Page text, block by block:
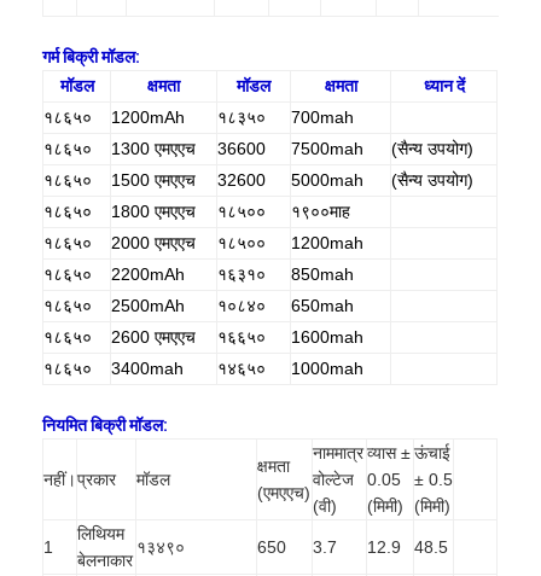
गर्म बिक्री मॉडल:
मॉडल
क्षमता मॉडल क्षमता
ध्यान दें
१८६५०
1200mAh १८३५०
700mah
१८६५०
1300 एमएएच 36600 7500mah
(सैन्य उपयोग)
१८६५०
1500 एमएएच 32600 5000mah
(सैन्य उपयोग)
१८६५०
1800 एमएएच १८५००
१९००माह
१८६५०
2000 एमएएच १८५००
1200mah
१८६५०
2200mAh १६३१०
850mah
१८६५०
2500mAh १०८४०
650mah
१८६५०
2600 एमएएच १६६५०
1600mah
१८६५०
3400mah १४६५० 1000mah
नियमित बिक्री मॉडल:
नहीं। प्रकार मॉडल
क्षमता
(एमएएच)
नाममात्र
वोल्टेज
(वी)
व्यास ±
0.05
(मिमी)
ऊंचाई
± 0.5
(मिमी)
1
लिथियम
बेलनाकार
१३४९० 650 3.7 12.9 48.5